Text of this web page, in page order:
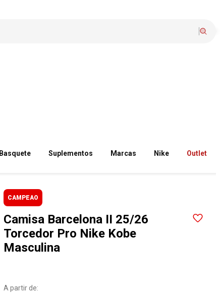
Basquete Suplementos Marcas Nike Outlet
CAMPEAO
Camisa Barcelona II 25/26
Torcedor Pro Nike Kobe
Masculina
A partir de: